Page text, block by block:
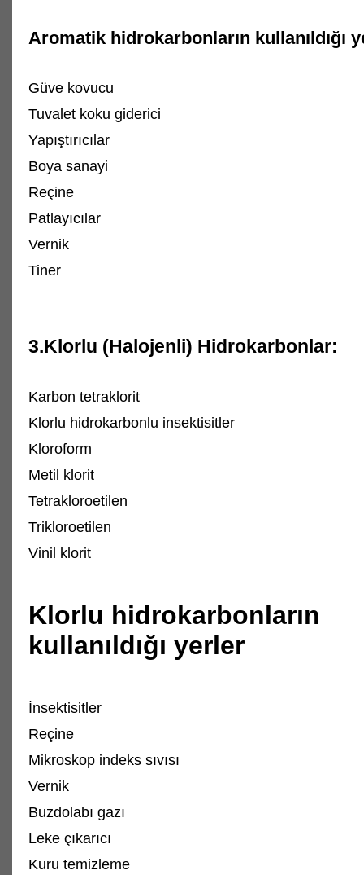
Aromatik hidrokarbonların kullanıldığı
Güve kovucu
Tuvalet koku giderici
Yapıştırıcılar
Boya sanayi
Reçine
Patlayıcılar
Vernik
Tiner
3.Klorlu (Halojenli) Hidrokarbonlar:
Karbon tetraklorit
Klorlu hidrokarbonlu insektisitler
Kloroform
Metil klorit
Tetrakloroetilen
Trikloroetilen
Vinil klorit
Klorlu hidrokarbonların
kullanıldığı yerler
İnsektisitler
Reçine
Mikroskop indeks sıvısı
Vernik
Buzdolabı gazı
Leke çıkarıcı
Kuru temizleme